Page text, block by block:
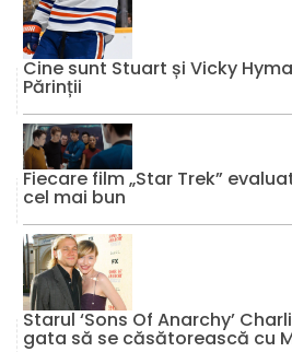
Cine sunt Stuart și Vicky
Părinții
Fiecare film „Star Trek”
cel mai bun
Starul ‘Sons Of Anarchy’
gata să se căsătorească cu